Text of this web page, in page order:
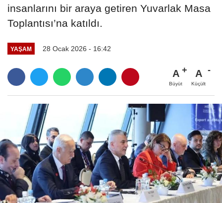
insanlarını bir araya getiren Yuvarlak Masa
Toplantısı’na katıldı.
YAŞAM 28 Ocak 2026 - 16:42
A
Büyüt
A
Küçült